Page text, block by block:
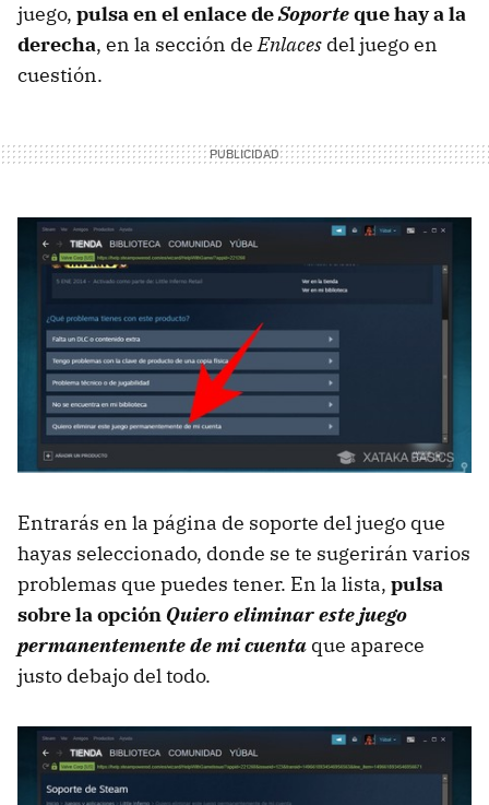
juego, pulsa en el enlace deSoporteque hay a la
derecha, en la sección deEnlaces del juego en
cuestión.
Entrarás en la página de soporte del juego que
hayas seleccionado, donde se te sugerirán varios
problemas que puedes tener. En la lista, pulsa
sobre la opciónQuiero eliminar este juego
permanentemente de mi cuenta que aparece
justo debajo del todo.